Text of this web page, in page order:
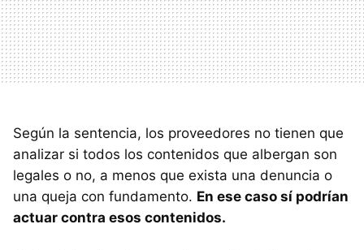
Según la sentencia, los proveedores no tienen que
analizar si todos los contenidos que albergan son
legales o no, a menos que exista una denuncia o
una queja con fundamento. En ese caso sí podrían
actuar contra esos contenidos.